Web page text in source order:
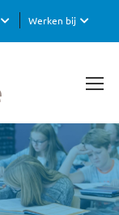
Werken bij